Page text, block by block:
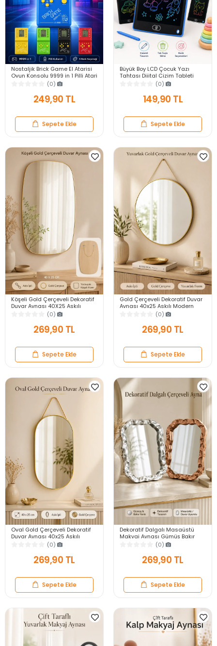
Nostaljik Brick Game El Atarisi
Oyun Konsolu 9999 in 1 Pilli Atari
Eğlenceli Çocuk Oyuncağı
(0)
249,90 TL
Sepete Ekle
Büyük Boy LCD Çocuk Yazı
Tahtası Dijital Çizim Tableti
Kalemli Silinebilir 8.5′ Oyuncak
(0)
149,90 TL
Sepete Ekle
Köşeli Gold Çerçeveli Dekoratif
Duvar Aynası 40X25 Askılı
Modern Salon Antre Banyo
Yatak Odası Ayna
(0)
269,90 TL
Sepete Ekle
Gold Çerçeveli Dekoratif Duvar
Aynası 40x25 Askılı Modern
Salon Antre Banyo Yatak Odası
(0)
269,90 TL
Sepete Ekle
Oval Gold Çerçeveli Dekoratif
Duvar Aynası 40x25 Askılı
Modern Salon Antre Banyo
Yatak Odası Aynası
(0)
269,90 TL
Sepete Ekle
Dekoratif Dalgalı Masaüstü
Makyaj Aynası Gümüş Bakır
Çerçeveli Modern Yakın Duvar
(0)
269,90 TL
Sepete Ekle